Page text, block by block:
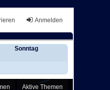
Anmelden
Sonntag
Aktive Themen